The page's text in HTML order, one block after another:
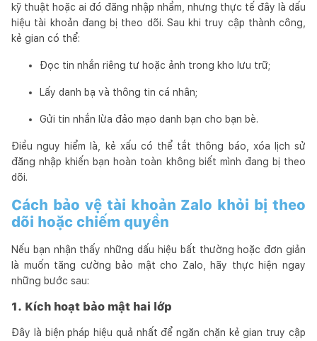
kỹ thuật hoặc ai đó đăng nhập nhầm, nhưng thực tế đây là dấu
hiệu tài khoản đang bị theo dõi. Sau khi truy cập thành công,
kẻ gian có thể:
Đọc tin nhắn riêng tư hoặc ảnh trong kho lưu trữ;
Lấy danh bạ và thông tin cá nhân;
Gửi tin nhắn lừa đảo mạo danh bạn cho bạn bè.
Điều nguy hiểm là, kẻ xấu có thể tắt thông báo, xóa lịch sử
đăng nhập khiến bạn hoàn toàn không biết mình đang bị theo
dõi.
Cách bảo vệ tài khoản Zalo khỏi bị theo
dõi hoặc chiếm quyền
Nếu bạn nhận thấy những dấu hiệu bất thường hoặc đơn giản
là muốn tăng cường bảo mật cho Zalo, hãy thực hiện ngay
những bước sau:
1. Kích hoạt bảo mật hai lớp
Đây là biện pháp hiệu quả nhất để ngăn chặn kẻ gian truy cập